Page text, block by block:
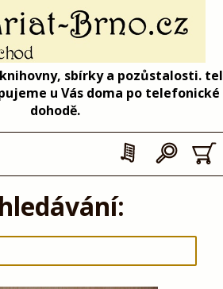
sbírky a pozůstalosti. tel
u Vás doma po telefonické
dohodě.